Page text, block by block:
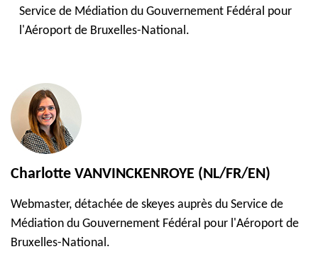
Service de Médiation du Gouvernement Fédéral pour
l'Aéroport de Bruxelles-National.
Charlotte VANVINCKENROYE (NL/FR/EN)
Webmaster, détachée de skeyes auprès du Service de
Médiation du Gouvernement Fédéral pour l'Aéroport de
Bruxelles-National.